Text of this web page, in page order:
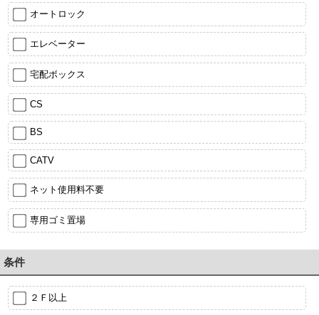
オートロック
エレベーター
宅配ボックス
CS
BS
CATV
ネット使用料不要
専用ゴミ置場
条件
２Ｆ以上